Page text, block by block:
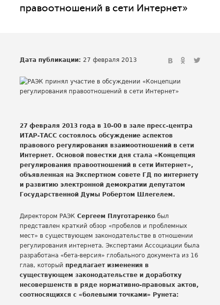
правоотношений в сети Интернет»
Дата публикации: 27 февраля 2013
27 февраля 2013 года в 10-00 в зале пресс-центра
ИТАР-ТАСС состоялось обсуждение аспектов
правового регулирования взаимоотношений в сети
Интернет. Основой повестки дня стала «Концепция
регулирования правоотношений в сети Интернет»,
объявленная на Экспертном совете ГД по интернету
и развитию электронной демократии депутатом
Государственной Думы Робертом Шлегелем.
Директором РАЭК Сергеем Плуготаренко был
представлен краткий обзор «пробелов и проблемных
мест» в существующем законодательстве в отношении
регулирования интернета. Экспертами Ассоциации была
разработана «бета-версия» глобального документа из 16
глав, который предлагает изменения в
существующем законодательстве и доработку
несовершенств в ряде нормативно-правовых актов,
соотносящихся с «болевыми точками» Рунета: